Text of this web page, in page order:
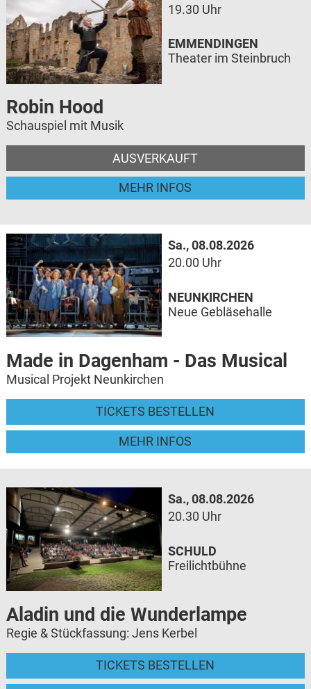
19.30 Uhr
Robin Hood
Schauspiel mit Musik
AUSVERKAUFT
MEHR INFOS
EMMENDINGEN
Theater im Steinbruch
Sa., 08.08.2026
20.00 Uhr
Made in Dagenham - Das Musical
Musical Projekt Neunkirchen
TICKETS BESTELLEN
MEHR INFOS
NEUNKIRCHEN
Neue Gebläsehalle
Sa., 08.08.2026
20.30 Uhr
Aladin und die Wunderlampe
Regie & Stückfassung: Jens Kerbel
TICKETS BESTELLEN
SCHULD
Freilichtbühne